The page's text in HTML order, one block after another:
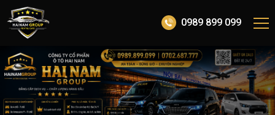
0989 899 099